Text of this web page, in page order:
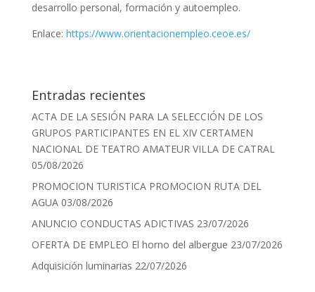
desarrollo personal, formación y autoempleo.
Enlace: https://www.orientacionempleo.ceoe.es/
Entradas recientes
ACTA DE LA SESIÓN PARA LA SELECCIÓN DE LOS
GRUPOS PARTICIPANTES EN EL XIV CERTAMEN
NACIONAL DE TEATRO AMATEUR VILLA DE CATRAL
05/08/2026
PROMOCION TURISTICA PROMOCION RUTA DEL
AGUA 03/08/2026
ANUNCIO CONDUCTAS ADICTIVAS 23/07/2026
OFERTA DE EMPLEO El horno del albergue 23/07/2026
Adquisición luminarias 22/07/2026